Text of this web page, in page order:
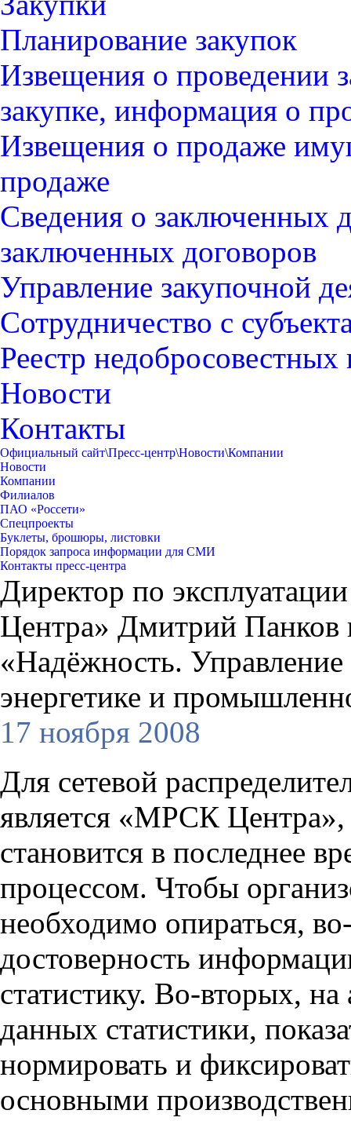
Планирование закупок
Извещения о проведении
закупке, информация о
Извещения о продаже
продаже
Сведения о заключенных
заключенных договоров
Управление закупочной
Сотрудничество с
Реестр
Новости
Контакты
Официальный сайт\Пресс-центр\Новости\Компании
Новости
Компании
Филиалов
ПАО «Россети»
Спецпроекты
Буклеты, брошюры, листовки
Порядок запроса информации для СМИ
Контакты пресс-центра
Директор по
Центра» Дмитрий Панков
«Надёжность.
энергетике и
17 ноября 2008
Для сетевой
является «МРСК
становится в последнее
процессом. Чтобы
необходимо опираться,
достоверность
статистику. Во-вторых,
данных статистики,
нормировать и
основными